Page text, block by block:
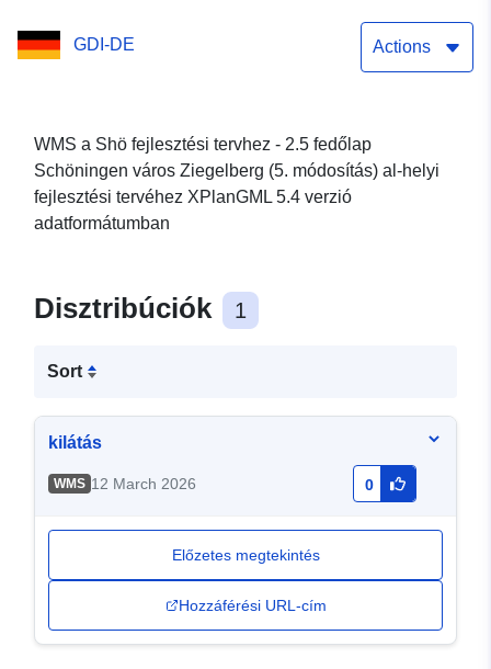
Ziegelberg (5th
Schöningen
GDI-DE Actions
WMS a Shö fejlesztési tervhez - 2.5 fedőlap
Schöningen város Ziegelberg (5. módosítás) al-helyi
fejlesztési tervéhez XPlanGML 5.4 verzió
adatformátumban
Disztribúciók 1
Sort
kilátás
WMS 12 March 2026 0
Előzetes megtekintés
Hozzáférési URL-cím